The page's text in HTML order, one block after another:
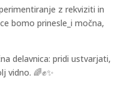
z rekviziti in
bomo prinesle_i močna,
delavnica: pridi ustvarjati,
🌈✊✨